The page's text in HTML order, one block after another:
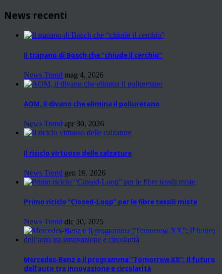
News recenti
Il trapano di Bosch che “chiude il cerchio”
News Trend mag 4, 2026
AOM, il divano che elimina il poliuretano
News Trend apr 30, 2026
Il riciclo virtuoso delle calzature
News Trend gen 19, 2026
Primo riciclo “Closed-Loop” per le fibre tessili miste
News Trend dic 30, 2025
Mercedes-Benz e il programma “Tomorrow XX”: Il futuro
dell’auto tra innovazione e circolarità